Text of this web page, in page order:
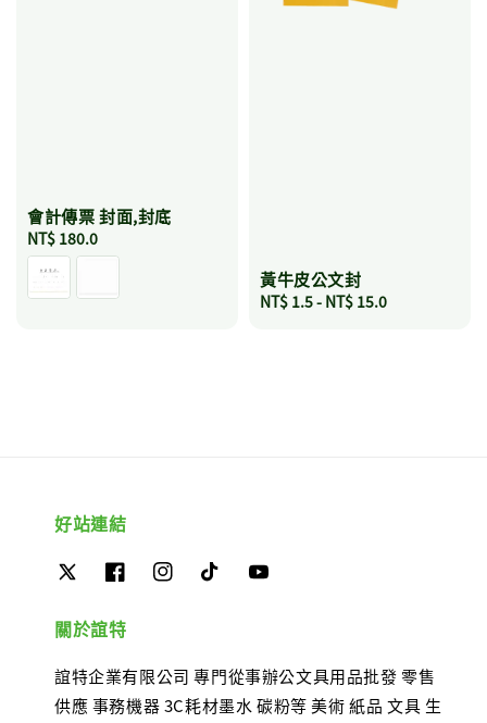
會計傳票 封面,封底
Regular
price
NT$ 180.0
黃牛皮公文封
Regular
NT$ 1.5- NT$ 15.0
好站連結
關於誼特
誼特企業有限公司 專門從事辦公文具用品批發 零售
供應 事務機器 3C耗材墨水 碳粉等 美術 紙品 文具 生